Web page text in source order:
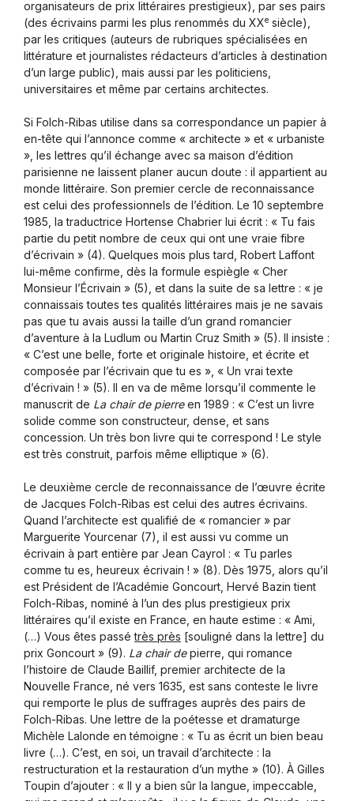
organisateurs de prix littéraires prestigieux), par ses pairs
(des écrivains parmi les plus renommés du XXe siècle),
par les critiques (auteurs de rubriques spécialisées en
littérature et journalistes rédacteurs d’articles à destination
d’un large public), mais aussi par les politiciens,
universitaires et même par certains architectes.
Si Folch-Ribas utilise dans sa correspondance un papier à
en-tête qui l’annonce comme « architecte » et « urbaniste
», les lettres qu’il échange avec sa maison d’édition
parisienne ne laissent planer aucun doute : il appartient au
monde littéraire. Son premier cercle de reconnaissance
est celui des professionnels de l’édition. Le 10 septembre
1985, la traductrice Hortense Chabrier lui écrit : « Tu fais
partie du petit nombre de ceux qui ont une vraie fibre
d’écrivain » (4). Quelques mois plus tard, Robert Laffont
lui-même confirme, dès la formule espiègle « Cher
Monsieur l’Écrivain » (5), et dans la suite de sa lettre : « je
connaissais toutes tes qualités littéraires mais je ne savais
pas que tu avais aussi la taille d’un grand romancier
d’aventure à la Ludlum ou Martin Cruz Smith » (5). Il insiste :
« C’est une belle, forte et originale histoire, et écrite et
composée par l’écrivain que tu es », « Un vrai texte
d’écrivain ! » (5). Il en va de même lorsqu’il commente le
manuscrit de La chair de pierreen 1989 : « C’est un livre
solide comme son constructeur, dense, et sans
concession. Un très bon livre qui te correspond ! Le style
est très construit, parfois même elliptique » (6).
Le deuxième cercle de reconnaissance de l’œuvre écrite
de Jacques Folch-Ribas est celui des autres écrivains.
Quand l’architecte est qualifié de « romancier » par
Marguerite Yourcenar (7), il est aussi vu comme un
écrivain à part entière par Jean Cayrol : « Tu parles
comme tu es, heureux écrivain ! » (8). Dès 1975, alors qu’il
est Président de l’Académie Goncourt, Hervé Bazin tient
Folch-Ribas, nominé à l’un des plus prestigieux prix
littéraires qu’il existe en France, en haute estime : « Ami,
(…) Vous êtes passétrès près [souligné dans la lettre] du
prix Goncourt » (9). La chair depierre, qui romance
l’histoire de Claude Baillif, premier architecte de la
Nouvelle France, né vers 1635, est sans conteste le livre
qui remporte le plus de suffrages auprès des pairs de
Folch-Ribas. Une lettre de la poétesse et dramaturge
Michèle Lalonde en témoigne : « Tu as écrit un bien beau
livre (…). C’est, en soi, un travail d’architecte : la
restructuration et la restauration d’un mythe » (10). À Gilles
Toupin d’ajouter : « Il y a bien sûr la langue, impeccable,